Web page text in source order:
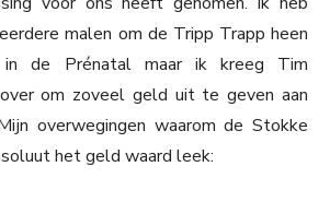
malen om de Tripp Trapp heen
in de Prénatal maar ik kreeg Tim
om zoveel geld uit te geven aan
overwegingen waarom de Stokke
het geld waard leek: